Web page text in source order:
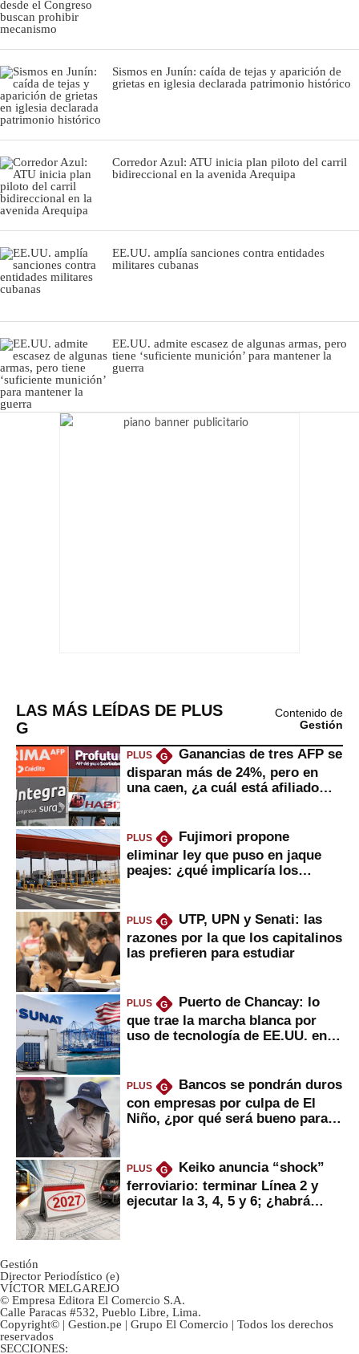
Sismos en Junín: caída de tejas y aparición de
grietas en iglesia declarada patrimonio histórico
Corredor Azul: ATU inicia plan piloto del carril
bidireccional en la avenida Arequipa
EE.UU. amplía sanciones contra entidades
militares cubanas
EE.UU. admite escasez de algunas armas, pero
tiene ‘suficiente munición’ para mantener la
guerra
LAS MÁS LEÍDAS DE PLUS
G
Contenido de
Gestión
PLUS G
Ganancias de tres AFP se
disparan más de 24%, pero en
una caen, ¿a cuál está afiliado
PLUS G
Fujimori propone
eliminar ley que puso en jaque
peajes: ¿qué implicaría los
PLUS G
UTP, UPN y Senati: las
razones por la que los capitalinos
las prefieren para estudiar
PLUS G
Puerto de Chancay: lo
que trae la marcha blanca por
uso de tecnología de EE.UU. en
PLUS G
Bancos se pondrán duros
con empresas por culpa de El
Niño, ¿por qué será bueno para
PLUS G
Keiko anuncia “shock”
ferroviario: terminar Línea 2 y
ejecutar la 3, 4, 5 y 6; ¿habrá
Gestión
Director Periodístico (e)
VÍCTOR MELGAREJO
© Empresa Editora El Comercio S.A.
Calle Paracas #532, Pueblo Libre, Lima.
Copyright© | Gestion.pe | Grupo El Comercio | Todos los derechos
reservados
SECCIONES: